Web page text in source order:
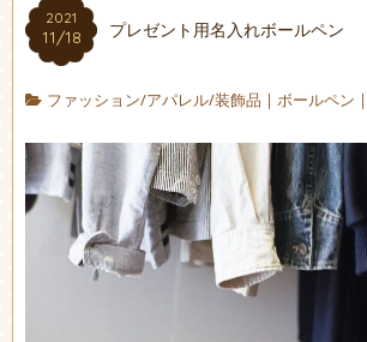
2021
11/18 プレゼント用名入れボールペン
ファッション/アパレル/装飾品 | ボールペン |